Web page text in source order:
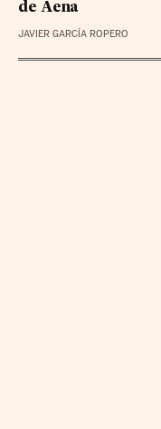
de Aena
JAVIER GARCÍA ROPERO